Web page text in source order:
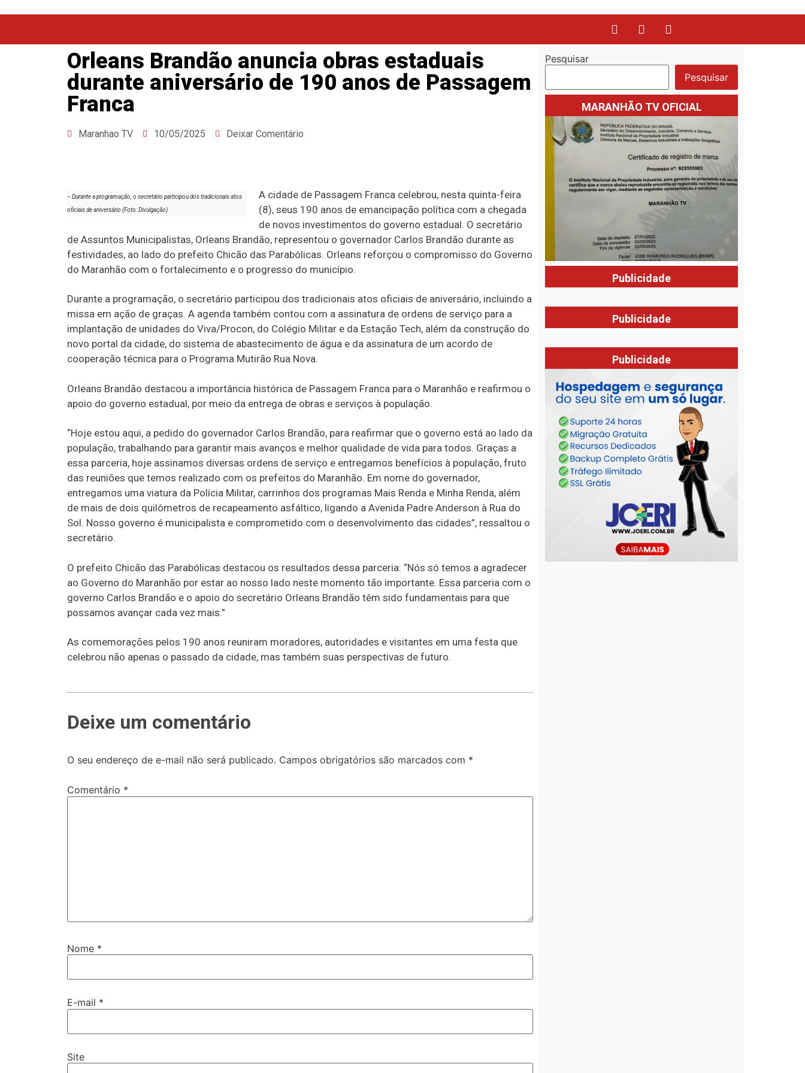
Orleans Brandão anuncia obras estaduais
durante aniversário de 190 anos de Passagem
Franca
Maranhao TV 10/05/2025 Deixar Comentário
– Durante a programação, o secretário participou dos tradicionais atos
oficiais de aniversário (Foto: Divulgação)
A cidade de Passagem Franca celebrou, nesta quinta-feira
(8), seus 190 anos de emancipação política com a chegada
de novos investimentos do governo estadual. O secretário
de Assuntos Municipalistas, Orleans Brandão, representou o governador Carlos Brandão durante as
festividades, ao lado do prefeito Chicão das Parabólicas. Orleans reforçou o compromisso do Governo
do Maranhão com o fortalecimento e o progresso do município.
Durante a programação, o secretário participou dos tradicionais atos oficiais de aniversário, incluindo a
missa em ação de graças. A agenda também contou com a assinatura de ordens de serviço para a
implantação de unidades do Viva/Procon, do Colégio Militar e da Estação Tech, além da construção do
novo portal da cidade, do sistema de abastecimento de água e da assinatura de um acordo de
cooperação técnica para o Programa Mutirão Rua Nova.
Orleans Brandão destacou a importância histórica de Passagem Franca para o Maranhão e reafirmou o
apoio do governo estadual, por meio da entrega de obras e serviços à população.
“Hoje estou aqui, a pedido do governador Carlos Brandão, para reafirmar que o governo está ao lado da
população, trabalhando para garantir mais avanços e melhor qualidade de vida para todos. Graças a
essa parceria, hoje assinamos diversas ordens de serviço e entregamos benefícios à população, fruto
das reuniões que temos realizado com os prefeitos do Maranhão. Em nome do governador,
entregamos uma viatura da Polícia Militar, carrinhos dos programas Mais Renda e Minha Renda, além
de mais de dois quilômetros de recapeamento asfáltico, ligando a Avenida Padre Anderson à Rua do
Sol. Nosso governo é municipalista e comprometido com o desenvolvimento das cidades”, ressaltou o
secretário.
O prefeito Chicão das Parabólicas destacou os resultados dessa parceria: “Nós só temos a agradecer
ao Governo do Maranhão por estar ao nosso lado neste momento tão importante. Essa parceria com o
governo Carlos Brandão e o apoio do secretário Orleans Brandão têm sido fundamentais para que
possamos avançar cada vez mais.”
As comemorações pelos 190 anos reuniram moradores, autoridades e visitantes em uma festa que
celebrou não apenas o passado da cidade, mas também suas perspectivas de futuro.
Deixe um comentário
O seu endereço de e-mail não será publicado. Campos obrigatórios são marcados com *
Comentário *
Nome *
E-mail *
Site
Pesquisar
Pesquisar
MARANHÃO TV OFICIAL
Publicidade
Publicidade
Publicidade